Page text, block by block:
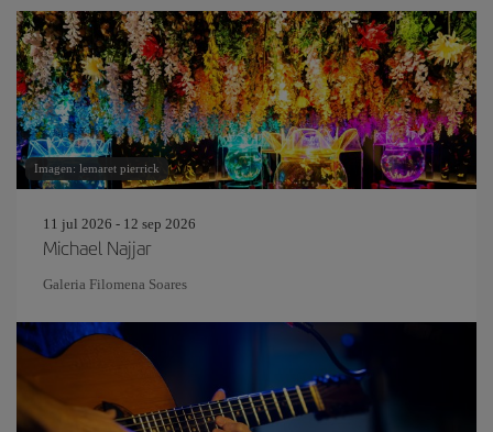
Imagen: lemaret pierrick
11 jul 2026 - 12 sep 2026
Michael Najjar
Galeria Filomena Soares